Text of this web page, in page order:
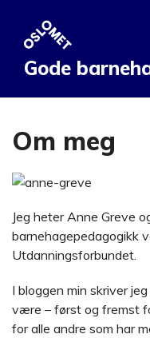
Gode
Om meg
Jeg heter Anne Greve
barnehagepedagogikk
Utdanningsforbundet.
I bloggen min skriver
være – først og fremst
for alle andre som har